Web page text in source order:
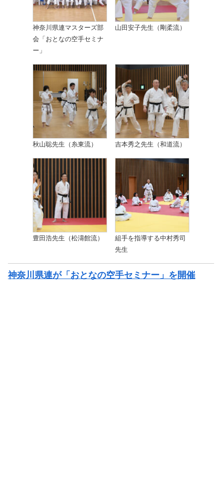
神奈川県連マスターズ部
会「おとなの空手セミナ
ー」
山田安子先生（剛柔流）
秋山聡先生（糸東流） 吉本秀之先生（和道流）
豊田浩先生（松濤館流）
組手を指導する中村秀司
先生
神奈川県連が「おとなの空手セミナー」を開催